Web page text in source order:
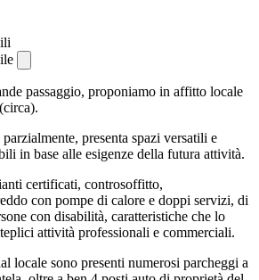
passaggio, proponiamo in affitto locale
presenta spazi versatili e
in base alle esigenze della futura attività.
certificati, controsoffitto,
con pompe di calore e doppi servizi, di
con disabilità, caratteristiche che lo
attività professionali e commerciali.
locale sono presenti numerosi parcheggi a